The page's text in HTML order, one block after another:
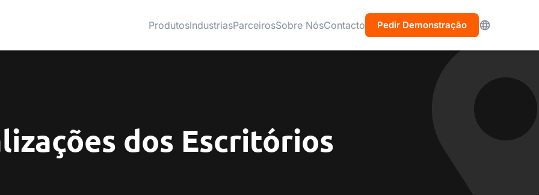
ProdutosIndustriasParceirosSobre NósContacto Pedir Demonstração
dos Escritórios